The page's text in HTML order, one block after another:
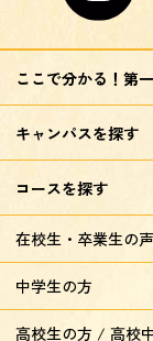
ここで分かる！第
キャンパスを探す
コースを探す
在校生・卒業生の声
中学生の方
高校生の方 / 高校